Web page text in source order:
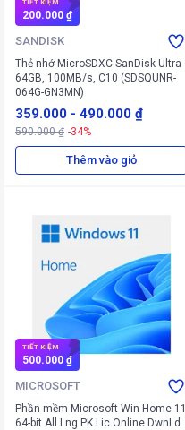
TIẾT KIỆM
200.000 ₫
SANDISK
Thẻ nhớ MicroSDXC SanDisk Ultra
64GB, 100MB/s, C10 (SDSQUNR-
064G-GN3MN)
359.000 - 490.000 ₫
590.000 ₫ -34%
Thêm vào giỏ
TIẾT KIỆM
500.000 ₫
MICROSOFT
Phần mềm Microsoft Win Home 11
64-bit All Lng PK Lic Online DwnLd